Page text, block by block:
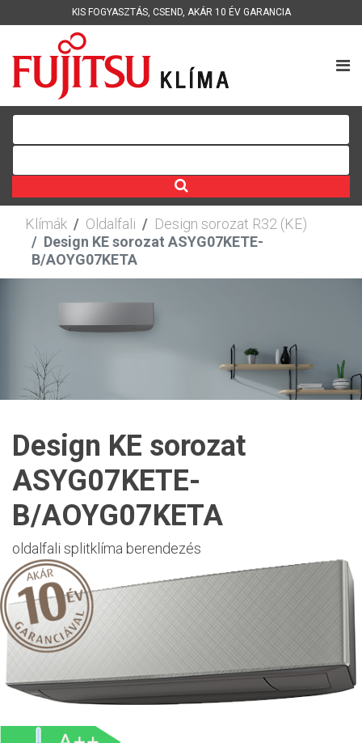
KIS FOGYASZTÁS, CSEND, AKÁR 10 ÉV GARANCIA
Klímák Oldalfali
Design sorozat R32 (KE)
Design KE sorozat ASYG07KETE-
B/AOYG07KETA
Design KE sorozat
ASYG07KETE-
B/AOYG07KETA
oldalfali splitklíma berendezés